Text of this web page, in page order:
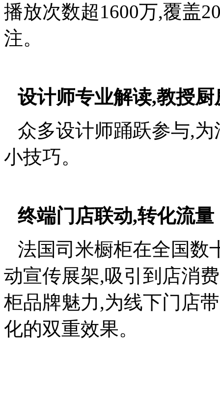
播放次数超1600万,覆盖
注。
设计师专业解读,教授厨
众多设计师踊跃参与,
小技巧。
终端门店联动,转化流量
法国司米橱柜在全国数
动宣传展架,吸引到店消
柜品牌魅力,为线下门店
化的双重效果。